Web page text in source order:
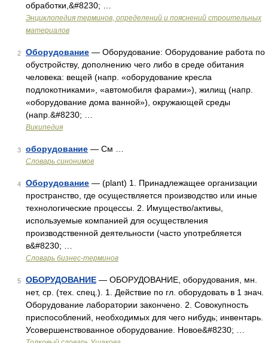
обработки,&#8230; …
Энциклопедия терминов, определений и пояснений строительных
материалов
2 Оборудование — Оборудование: Оборудование работа по
обустройству, дополнению чего либо в среде обитания
человека: вещей (напр. «оборудование кресла
подлокотниками», «автомобиля фарами»), жилищ (напр.
«оборудование дома ванной»), окружающей среды
(напр.&#8230; …
Википедия
3 оборудование — См …
Словарь синонимов
4 Оборудование — (plant) 1. Принадлежащее организации
пространство, где осуществляется производство или иные
технологические процессы. 2. Имущество/активы,
используемые компанией для осуществления
производственной деятельности (часто употребляется
в&#8230; …
Словарь бизнес-терминов
5 ОБОРУДОВАНИЕ — ОБОРУДОВАНИЕ, оборудования, мн.
нет, ср. (тех. спец.). 1. Действие по гл. оборудовать в 1 знач.
Оборудование лаборатории закончено. 2. Совокупность
приспособлений, необходимых для чего нибудь; инвентарь.
Усовершенствованное оборудование. Новое&#8230; …